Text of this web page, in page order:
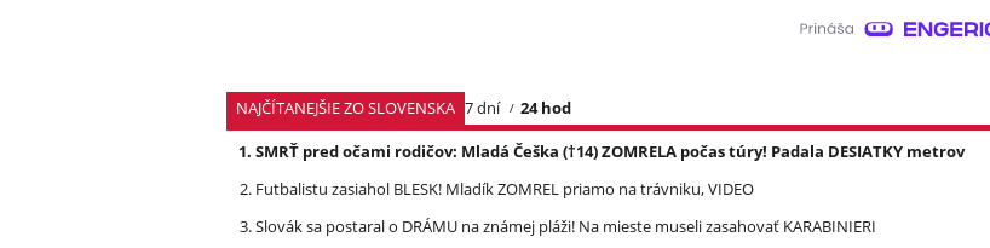
NAJČÍTANEJŠIE ZO SLOVENSKA 7 dní
24 hod
SMRŤ pred očami rodičov: Mladá Češka (†14) ZOMRELA počas túry! Padala DESIATKY metrov
Futbalistu zasiahol BLESK! Mladík ZOMREL priamo na trávniku, VIDEO
Slovák sa postaral o DRÁMU na známej pláži! Na mieste museli zasahovať KARABINIERI